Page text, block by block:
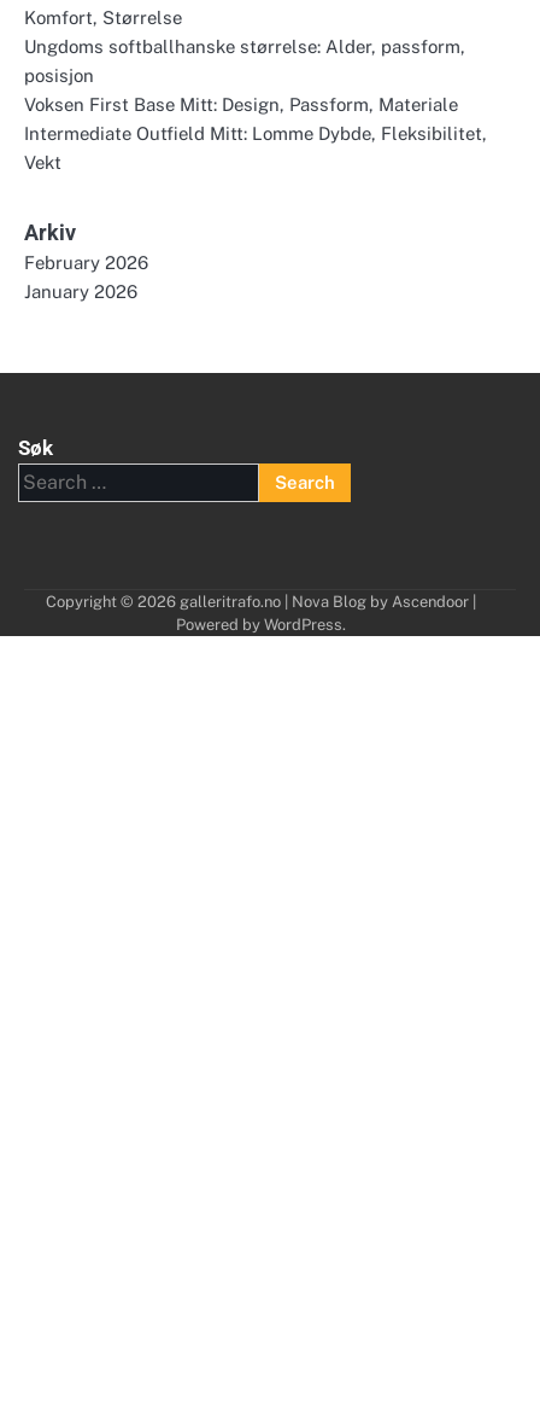
Komfort, Størrelse
Ungdoms softballhanske størrelse: Alder, passform,
posisjon
Voksen First Base Mitt: Design, Passform, Materiale
Intermediate Outfield Mitt: Lomme Dybde, Fleksibilitet,
Vekt
Arkiv
February 2026
January 2026
Søk
Search
for:
Copyright © 2026 galleritrafo.no| Nova Blog by Ascendoor|
Powered by WordPress.